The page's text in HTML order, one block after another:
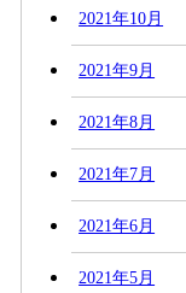
2021年10月
2021年9月
2021年8月
2021年7月
2021年6月
2021年5月